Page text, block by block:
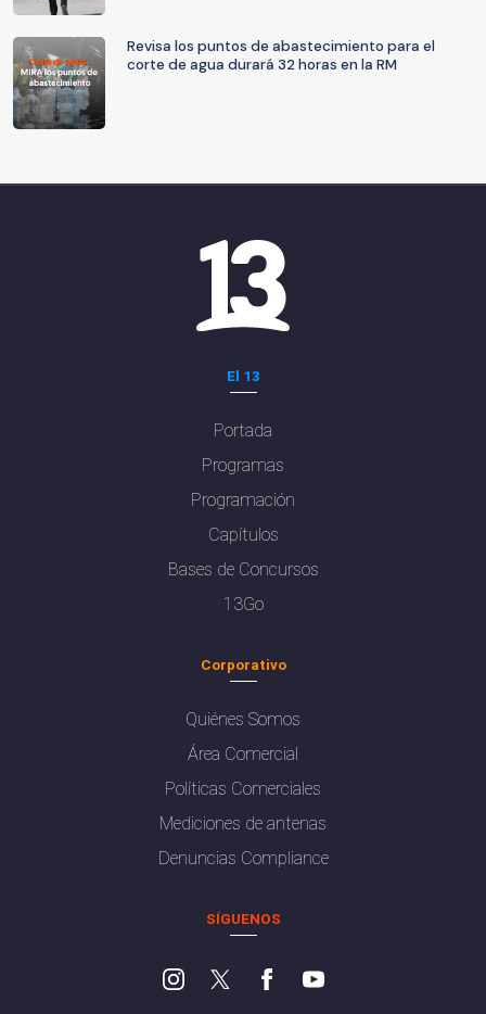
Revisa los puntos de abastecimiento para el
corte de agua durará 32 horas en la RM
El 13
Portada
Programas
Programación
Capítulos
Bases de Concursos
13Go
Corporativo
Quiénes Somos
Área Comercial
Políticas Comerciales
Mediciones de antenas
Denuncias Compliance
SÍGUENOS